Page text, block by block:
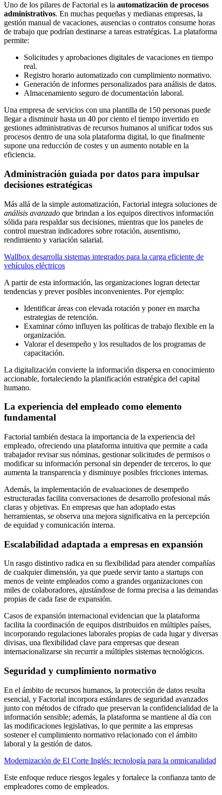
Uno de los pilares de Factorial es la automatización de procesos
administrativos. En muchas pequeñas y medianas empresas, la
gestión manual de vacaciones, ausencias o contratos consume horas
de trabajo que podrían destinarse a tareas estratégicas. La plataforma
permite:
Solicitudes y aprobaciones digitales de vacaciones en tiempo
real.
Registro horario automatizado con cumplimiento normativo.
Generación de informes personalizados para análisis de datos.
Almacenamiento seguro de documentación laboral.
Una empresa de servicios con una plantilla de 150 personas puede
llegar a disminuir hasta un 40 por ciento el tiempo invertido en
gestiones administrativas de recursos humanos al unificar todos sus
procesos dentro de una sola plataforma digital, lo que finalmente
supone una reducción de costes y un aumento notable en la
eficiencia.
Administración guiada por datos para impulsar
decisiones estratégicas
Más allá de la simple automatización, Factorial integra soluciones de
análisis avanzado que brindan a los equipos directivos información
sólida para respaldar sus decisiones, mientras que los paneles de
control muestran indicadores sobre rotación, ausentismo,
rendimiento y variación salarial.
Wallbox desarrolla sistemas integrados para la carga eficiente de
vehículos eléctricos
A partir de esta información, las organizaciones logran detectar
tendencias y prever posibles inconvenientes. Por ejemplo:
Identificar áreas con elevada rotación y poner en marcha
estrategias de retención.
Examinar cómo influyen las políticas de trabajo flexible en la
organización.
Valorar el desempeño y los resultados de los programas de
capacitación.
La digitalización convierte la información dispersa en conocimiento
accionable, fortaleciendo la planificación estratégica del capital
humano.
La experiencia del empleado como elemento
fundamental
Factorial también destaca la importancia de la experiencia del
empleado, ofreciendo una plataforma intuitiva que permite a cada
trabajador revisar sus nóminas, gestionar solicitudes de permisos o
modificar su información personal sin depender de terceros, lo que
aumenta la transparencia y disminuye posibles fricciones internas.
Además, la implementación de evaluaciones de desempeño
estructuradas facilita conversaciones de desarrollo profesional más
claras y objetivas. En empresas que han adoptado estas
herramientas, se observa una mejora significativa en la percepción
de equidad y comunicación interna.
Escalabilidad adaptada a empresas en expansión
Un rasgo distintivo radica en su flexibilidad para atender compañías
de cualquier dimensión, ya que puede servir tanto a startups con
menos de veinte empleados como a grandes organizaciones con
miles de colaboradores, ajustándose de forma precisa a las demandas
propias de cada fase de expansión.
Casos de expansión internacional evidencian que la plataforma
facilita la coordinación de equipos distribuidos en múltiples países,
incorporando regulaciones laborales propias de cada lugar y diversas
divisas, una flexibilidad clave para empresas que desean
internacionalizarse sin recurrir a múltiples sistemas tecnológicos.
Seguridad y cumplimiento normativo
En el ámbito de recursos humanos, la protección de datos resulta
esencial, y Factorial incorpora estándares de seguridad avanzados
junto con métodos de cifrado que preservan la confidencialidad de la
información sensible; además, la plataforma se mantiene al día con
las modificaciones legislativas, lo que permite a las empresas
sostener el cumplimiento normativo relacionado con el ámbito
laboral y la gestión de datos.
Modernización de El Corte Inglés: tecnología para la omnicanalidad
Este enfoque reduce riesgos legales y fortalece la confianza tanto de
empleadores como de empleados.